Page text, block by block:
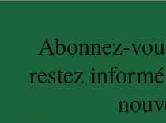
Abonnez-
restez